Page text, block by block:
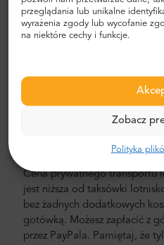
przeglądania lub unikalne
wyrażenia zgody lub wycofanie
na niektóre cechy i funkcje.
Zobacz
Polityka
Szukasz niezawodnego i
lotniskowego? Zarezerwuj go
komfortowych,
marki Mercedes-Benz. Nasza
doświadczonych kierowców,
językiem angielskim.
Koszt transferu na
Cena prywatnego transportu
jest niższa od taksówki
bez żadnych dodatkowych
gotówką. Możesz zapłacić z
przez PayPala. Pamiętaj, że